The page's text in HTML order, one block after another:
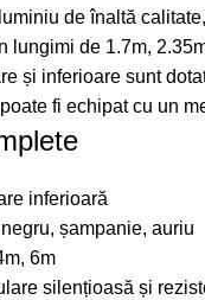
de înaltă
lungimi de 1.7m,
și inferioare sunt
fi echipat cu un
inferioară
șampanie, auriu
6m
silențioasă și